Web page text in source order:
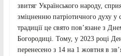
звитяг Українського народу,
зміцненню патріотичного духу у
традиції це свято пов’язане з
Богородиці. Тому, у 2023 році
перенесено з 14 на 1 жовтня в